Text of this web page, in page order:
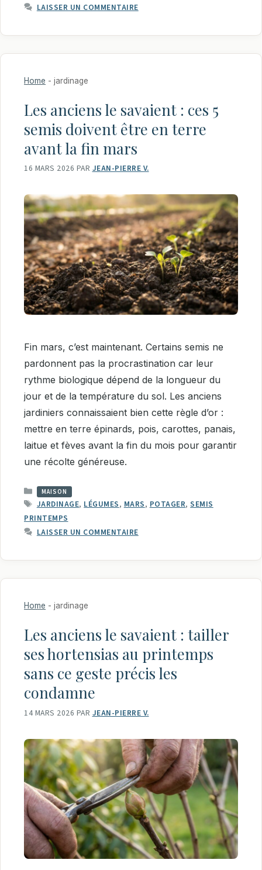
LAISSER UN COMMENTAIRE
Home - jardinage
Les anciens le savaient : ces 5
semis doivent être en terre
avant la fin mars
16 MARS 2026 PAR JEAN-PIERRE V.
Fin mars, c’est maintenant. Certains semis ne
pardonnent pas la procrastination car leur
rythme biologique dépend de la longueur du
jour et de la température du sol. Les anciens
jardiniers connaissaient bien cette règle d’or :
mettre en terre épinards, pois, carottes, panais,
laitue et fèves avant la fin du mois pour garantir
une récolte généreuse.
CATÉGORIES
MAISON
ÉTIQUETTES
JARDINAGE, LÉGUMES, MARS, POTAGER,SEMIS
PRINTEMPS
LAISSER UN COMMENTAIRE
Home - jardinage
Les anciens le savaient : tailler
ses hortensias au printemps
sans ce geste précis les
condamne
14 MARS 2026 PAR JEAN-PIERRE V.